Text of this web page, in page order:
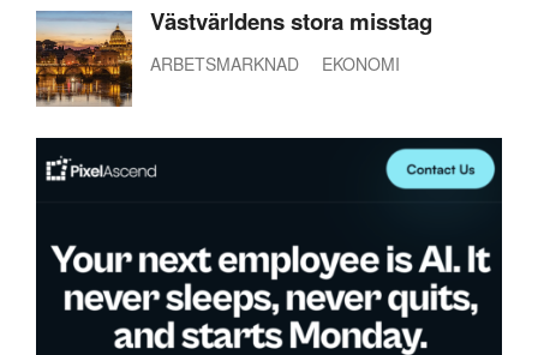
Västvärldens stora misstag
ARBETSMARKNAD EKONOMI